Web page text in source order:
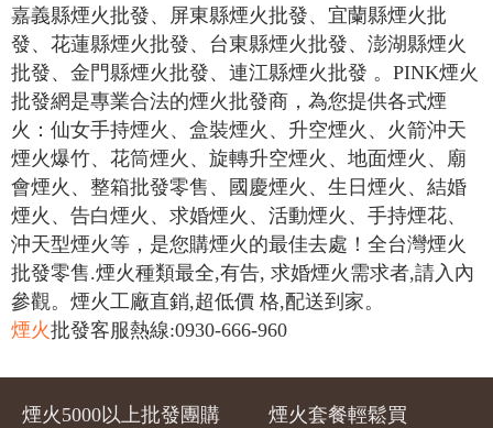
嘉義縣煙火批發、屏東縣煙火批發、宜蘭縣煙火批
發、花蓮縣煙火批發、台東縣煙火批發、澎湖縣煙火
批發、金門縣煙火批發、連江縣煙火批發 。PINK煙火
批發網是專業合法的煙火批發商，為您提供各式煙
火：仙女手持煙火、盒裝煙火、升空煙火、火箭沖天
煙火爆竹、花筒煙火、旋轉升空煙火、地面煙火、廟
會煙火、整箱批發零售、國慶煙火、生日煙火、結婚
煙火、告白煙火、求婚煙火、活動煙火、手持煙花、
沖天型煙火等，是您購煙火的最佳去處！全台灣煙火
批發零售.煙火種類最全,有告, 求婚煙火需求者,請入內
參觀。煙火工廠直銷,超低價 格,配送到家。
煙火批發客服熱線:0930-666-960
煙火5000以上批發團購 煙火套餐輕鬆買